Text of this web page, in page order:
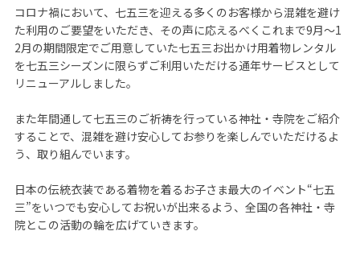
コロナ禍において、七五三を迎える多くのお客様から混雑を避け
た利用のご要望をいただき、その声に応えるべくこれまで9月～1
2月の期間限定でご用意していた七五三お出かけ用着物レンタル
を七五三シーズンに限らずご利用いただける通年サービスとして
リニューアルしました。
また年間通して七五三のご祈祷を行っている神社・寺院をご紹介
することで、混雑を避け安心してお参りを楽しんでいただけるよ
う、取り組んでいます。
日本の伝統衣装である着物を着るお子さま最大のイベント“七五
三”をいつでも安心してお祝いが出来るよう、全国の各神社・寺
院とこの活動の輪を広げていきます。